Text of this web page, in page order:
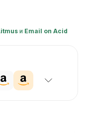
и Email on Acid